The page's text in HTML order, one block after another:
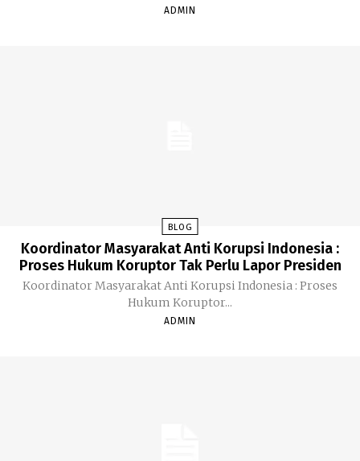
ADMIN
BLOG
Koordinator Masyarakat Anti Korupsi Indonesia :
Proses Hukum Koruptor Tak Perlu Lapor Presiden
Koordinator Masyarakat Anti Korupsi Indonesia : Proses
Hukum Koruptor...
ADMIN